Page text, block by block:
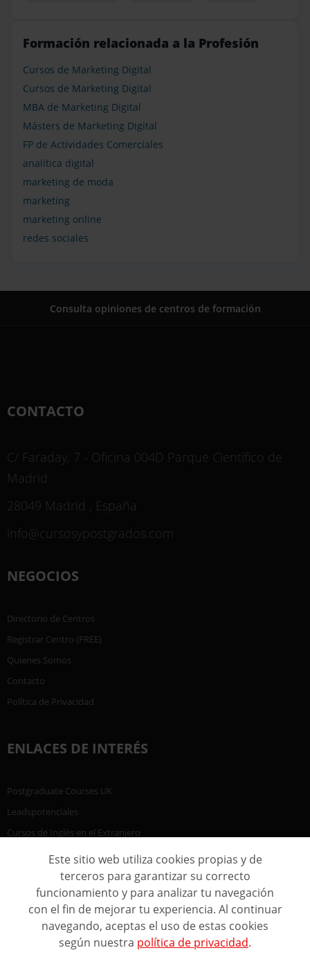
Formación relacionada a la Profesión
Cursos de Marketing Digital
Cursos de Marketing Digital
MBA de Marketing Digital
Másters de Marketing Digital
FP de Actividades Comerciales
analítica digital
marketing de moda
marketing
marketing online
redes sociales
Consulta opiniones de centros de formación
CONTACTO
C/ Faraday, 7 - Oficina 004D Parque Científico de
Madrid
28049 Madrid , España
info@cursosypostgrados.com
NEGOCIOS
Directorio de Centros
Registrar Centro (FREE)
Quienes Somos
Contacto
Política de Privacidad
ENLACES DE INTERÉS
Postgraduate Courses UK
Leadspotenciales
Cursos de Inglés en el Extranjero
Este sitio web utiliza cookies propias y de
terceros para garantizar su correcto
funcionamiento y para analizar tu navegación
con el fin de mejorar tu experiencia. Al continuar
navegando, aceptas el uso de estas cookies
según nuestra política de privacidad.